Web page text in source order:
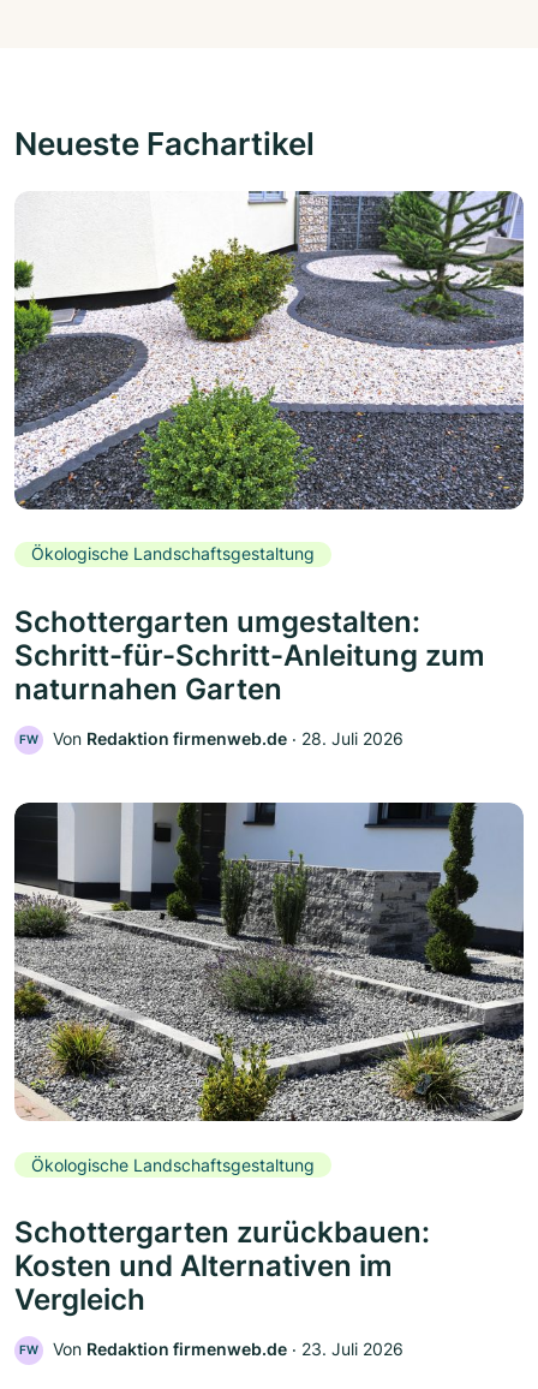
Neueste Fachartikel
Ökologische Landschaftsgestaltung
Schottergarten umgestalten:
Schritt-für-Schritt-Anleitung zum
naturnahen Garten
FW Von Redaktion firmenweb.de ‧ 28. Juli 2026
Ökologische Landschaftsgestaltung
Schottergarten zurückbauen:
Kosten und Alternativen im
Vergleich
FW Von Redaktion firmenweb.de ‧ 23. Juli 2026